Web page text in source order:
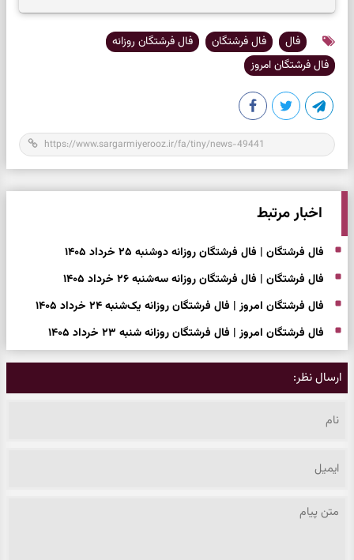
فال فال فرشتگان
فال فرشتگان روزانه
فال فرشتگان امروز
اخبار مرتبط
فال فرشتگان | فال فرشتگان روزانه دوشنبه ۲۵ خرداد ۱۴۰۵
فال فرشتگان | فال فرشتگان روزانه سه‌شنبه ۲۶ خرداد ۱۴۰۵
فال فرشتگان امروز | فال فرشتگان روزانه یک‌شنبه ۲۴ خرداد ۱۴۰۵
فال فرشتگان امروز | فال فرشتگان روزانه شنبه ۲۳ خرداد ۱۴۰۵
ارسال نظر: